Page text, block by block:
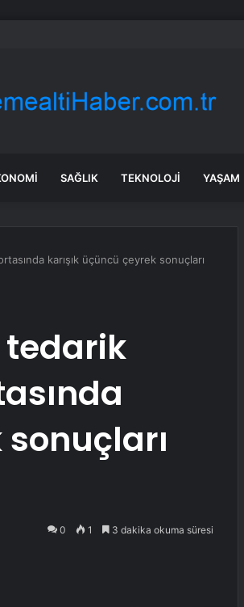
ülkeler arasında tek favorisi bu şehir oldu
SAĞLIK TEKNOLOJI YAŞAM
karışık üçüncü çeyrek sonuçları
tedarik
0 1 3 dakika okuma süresi